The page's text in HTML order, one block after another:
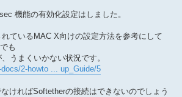
機能の有効化設定はしました。
ているMAC X向けの設定方法を参考にして
も
うまくいかない状況です。
2-howto ... up_Guide/5
ければSoftetherの接続はできないのでしょう